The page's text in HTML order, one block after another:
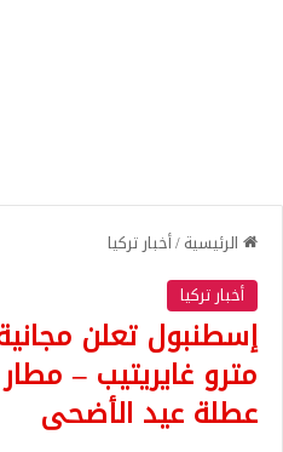
الرئيسية/أخبار تركيا
أخبار تركيا
إسطنبول تعلن
مترو غايريتيب –
عطلة عيد الأضحى